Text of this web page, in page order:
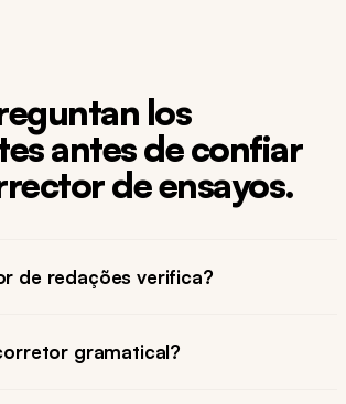
los
antes de confiar
de ensayos.
de redações verifica?
gramatical?